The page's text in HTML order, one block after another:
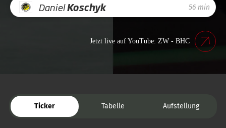
DanielKoschyk 56 min
Jetzt live auf YouTube: ZW - BHC
Ticker Tabelle Aufstellung